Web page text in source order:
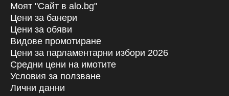
Моят "Сайт в alo.bg"
Цени за банери
Цени за обяви
Видове промотиране
Цени за парламентарни избори 2026
Средни цени на имотите
Условия за ползване
Лични данни